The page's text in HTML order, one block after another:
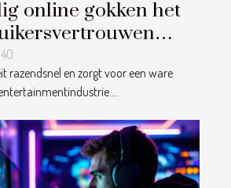
online gokken het
beïnvloedt
razendsnel en zorgt voor een ware